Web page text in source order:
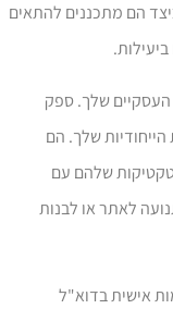
הם מתכננים להתאים
שלך. ספק
שלך. הם
שלהם עם
לאתר או לבנות
אישית בדוא"ל